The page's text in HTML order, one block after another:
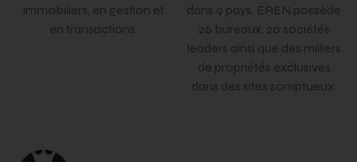
immobiliers, en gestion et
en transactions.
dans 9 pays, EREN possède
26 bureaux, 20 sociétés
leaders ainsi que des milliers
de propriétés exclusives
dans des sites somptueux.